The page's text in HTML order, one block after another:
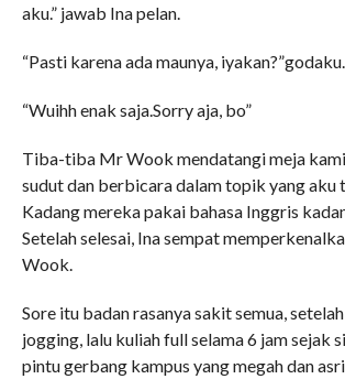
aku.” jawab Ina pelan.
“Pasti karena ada maunya, iyakan?”godaku.
“Wuihh enak saja.Sorry aja, bo”
Tiba-tiba Mr Wook mendatangi meja
sudut dan berbicara dalam topik yang aku
Kadang mereka pakai bahasa Inggris
Setelah selesai, Ina sempat
Wook.
Sore itu badan rasanya sakit semua,
jogging, lalu kuliah full selama 6 jam sejak
pintu gerbang kampus yang megah dan